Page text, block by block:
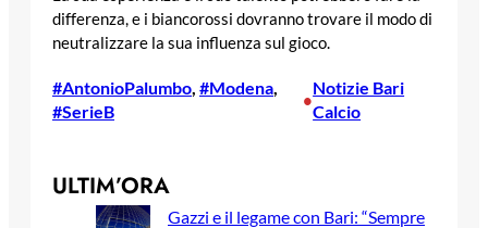
differenza, e i biancorossi dovranno trovare il modo di
neutralizzare la sua influenza sul gioco.
#AntonioPalumbo #Modena
#SerieB
•
Notizie Bari
Calcio
ULTIM’ORA
Gazzi e il legame con Bari: “Sempre